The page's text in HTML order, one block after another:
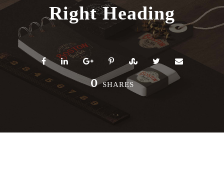
Right Heading
0 SHARES